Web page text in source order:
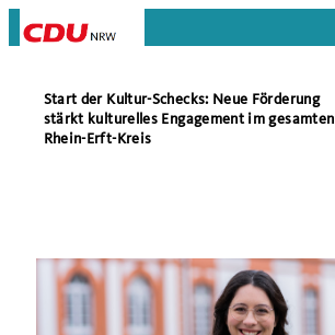
Start der Kultur-Schecks: Neue Förderung
stärkt kulturelles Engagement im gesamten
Rhein-Erft-Kreis